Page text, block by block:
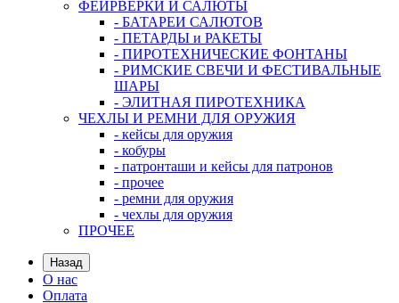
ФЕЙРВЕРКИ И САЛЮТЫ
- БАТАРЕИ САЛЮТОВ
- ПЕТАРДЫ и РАКЕТЫ
- ПИРОТЕХНИЧЕСКИЕ ФОНТАНЫ
- РИМСКИЕ СВЕЧИ И ФЕСТИВАЛЬНЫЕ
ШАРЫ
- ЭЛИТНАЯ ПИРОТЕХНИКА
ЧЕХЛЫ И РЕМНИ ДЛЯ ОРУЖИЯ
- кейсы для оружия
- кобуры
- патронташи и кейсы для патронов
- прочее
- ремни для оружия
- чехлы для оружия
ПРОЧЕЕ
Назад
О нас
Оплата